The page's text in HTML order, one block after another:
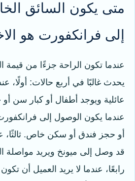
متى يكون السائق
إلى فرانكفورت هو
عندما تكون الراحة جزءًا من قيمة
يحدث غالبًا في أربع حالات: أولًا،
عائلية ويوجد أطفال أو كبار سن أو
عندما يكون الوصول إلى
أو حجز فندق أو سكن خاص. ثالثًا،
قد وصل إلى ميونخ ويريد مواصلة
رابعًا، عندما لا يريد العميل أن